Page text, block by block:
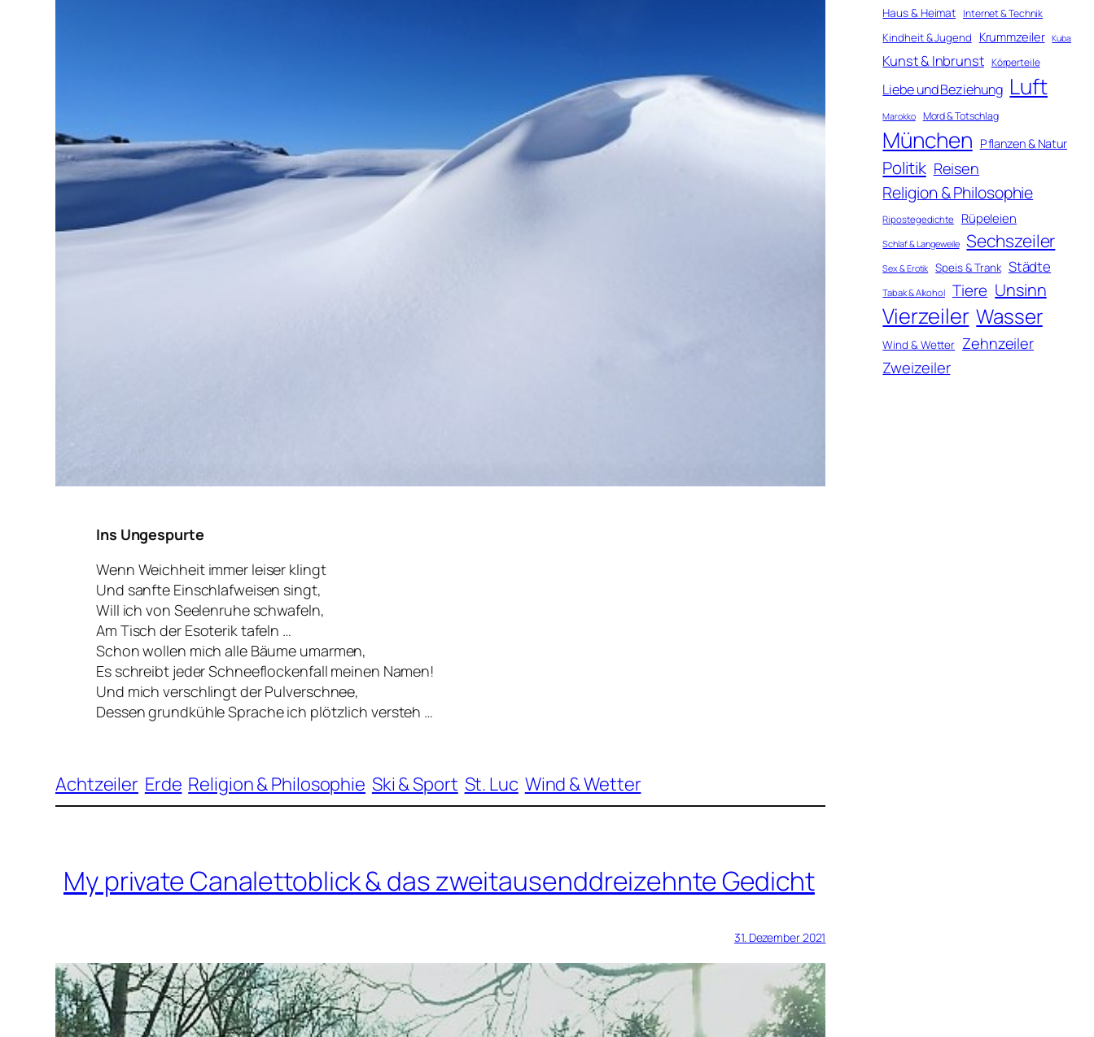
Ins Ungespurte
Wenn Weichheit immer leiser klingt
Und sanfte Einschlafweisen singt,
Will ich von Seelenruhe schwafeln,
Am Tisch der Esoterik tafeln …
Schon wollen mich alle Bäume umarmen,
Es schreibt jeder Schneeflockenfall meinen Namen!
Und mich verschlingt der Pulverschnee,
Dessen grundkühle Sprache ich plötzlich versteh …
Achtzeiler Erde Religion & Philosophie Ski & Sport St. Luc Wind & Wetter
My private Canalettoblick & das zweitausenddreizehnte Gedicht
31. Dezember 2021
Haus & Heimat Internet & Technik
Kindheit & Jugend Krummzeiler Kuba
Kunst & Inbrunst Körperteile
Liebe und Beziehung Luft
Marokko Mord & Totschlag
München Pflanzen & Natur
Politik Reisen
Religion & Philosophie
Ripostegedichte Rüpeleien
Schlaf & Langeweile Sechszeiler
Sex & Erotik Speis & Trank Städte
Tabak & Alkohol Tiere Unsinn
Vierzeiler Wasser
Wind & Wetter Zehnzeiler
Zweizeiler